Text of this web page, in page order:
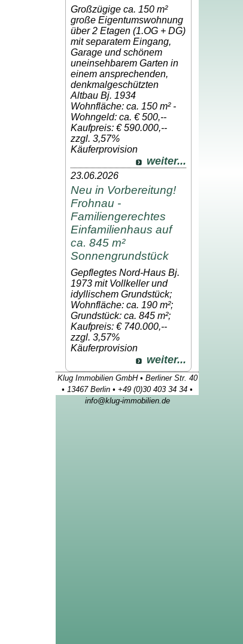
Großzügige ca. 150 m²
große Eigentumswohnung
über 2 Etagen (1.OG + DG)
mit separatem Eingang,
Garage und schönem
uneinsehbarem Garten in
einem ansprechenden,
denkmalgeschützten
Altbau Bj. 1934
Wohnfläche: ca. 150 m² -
Wohngeld: ca. € 500,--
Kaufpreis: € 590.000,--
zzgl. 3,57%
Käuferprovision
weiter...
23.06.2026
Neu in Vorbereitung!
Frohnau -
Familiengerechtes
Einfamilienhaus auf
ca. 845 m²
Sonnengrundstück
Gepflegtes Nord-Haus Bj.
1973 mit Vollkeller und
idyllischem Grundstück;
Wohnfläche: ca. 190 m²;
Grundstück: ca. 845 m²;
Kaufpreis: € 740.000,--
zzgl. 3,57%
Käuferprovision
weiter...
Klug Immobilien GmbH • Berliner Str. 40
• 13467 Berlin • +49 (0)30 403 34 34 •
info@klug-immobilien.de